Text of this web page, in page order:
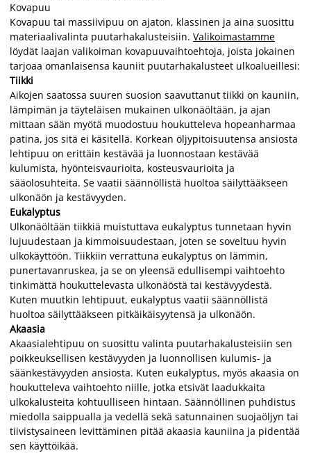
Kovapuu
Kovapuu tai massiivipuu on ajaton, klassinen ja aina suosittu
materiaalivalinta puutarhakalusteisiin. Valikoimastamme
löydät laajan valikoiman kovapuuvaihtoehtoja, joista jokainen
tarjoaa omanlaisensa kauniit puutarhakalusteet ulkoalueillesi:
Tiikki
Aikojen saatossa suuren suosion saavuttanut tiikki on kauniin,
lämpimän ja täyteläisen mukainen ulkonäöltään, ja ajan
mittaan sään myötä muodostuu houkutteleva hopeanharmaa
patina, jos sitä ei käsitellä. Korkean öljypitoisuutensa ansiosta
lehtipuu on erittäin kestävää ja luonnostaan kestävää
kulumista, hyönteisvaurioita, kosteusvaurioita ja
sääolosuhteita. Se vaatii säännöllistä huoltoa säilyttääkseen
ulkonäön ja kestävyyden.
Eukalyptus
Ulkonäöltään tiikkiä muistuttava eukalyptus tunnetaan hyvin
lujuudestaan ja kimmoisuudestaan, joten se soveltuu hyvin
ulkokäyttöön. Tiikkiin verrattuna eukalyptus on lämmin,
punertavanruskea, ja se on yleensä edullisempi vaihtoehto
tinkimättä houkuttelevasta ulkonäöstä tai kestävyydestä.
Kuten muutkin lehtipuut, eukalyptus vaatii säännöllistä
huoltoa säilyttääkseen pitkäikäisyytensä ja ulkonäön.
Akaasia
Akaasialehtipuu on suosittu valinta puutarhakalusteisiin sen
poikkeuksellisen kestävyyden ja luonnollisen kulumis- ja
säänkestävyyden ansiosta. Kuten eukalyptus, myös akaasia on
houkutteleva vaihtoehto niille, jotka etsivät laadukkaita
ulkokalusteita kohtuulliseen hintaan. Säännöllinen puhdistus
miedolla saippualla ja vedellä sekä satunnainen suojaöljyn tai
tiivistysaineen levittäminen pitää akaasia kauniina ja pidentää
sen käyttöikää.